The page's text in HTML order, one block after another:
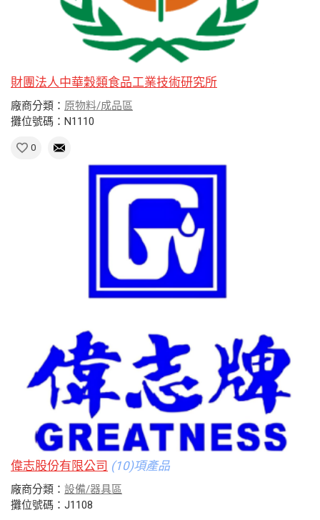
財團法人中華穀類食品工業技術研究所
廠商分類： 原物料/成品區
攤位號碼：N1110
0
偉志股份有限公司 (10)項產品
廠商分類： 設備/器具區
攤位號碼：J1108